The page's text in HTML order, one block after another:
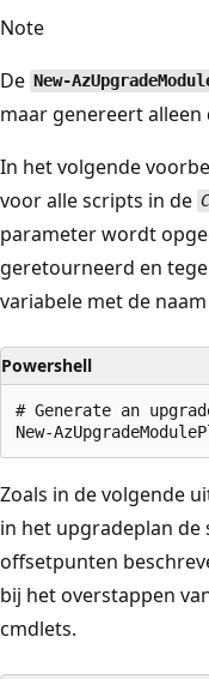
Note
De New-
maar genereert
In het volgende
voor alle scripts in de
parameter wordt
geretourneerd en
variabele met de naam
Powershell
# Generate an
Zoals in de volgende
in het upgradeplan de
offsetpunten
bij het overstappen
cmdlets.